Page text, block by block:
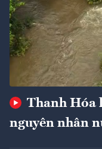
Thanh Hóa
nguyên nhân